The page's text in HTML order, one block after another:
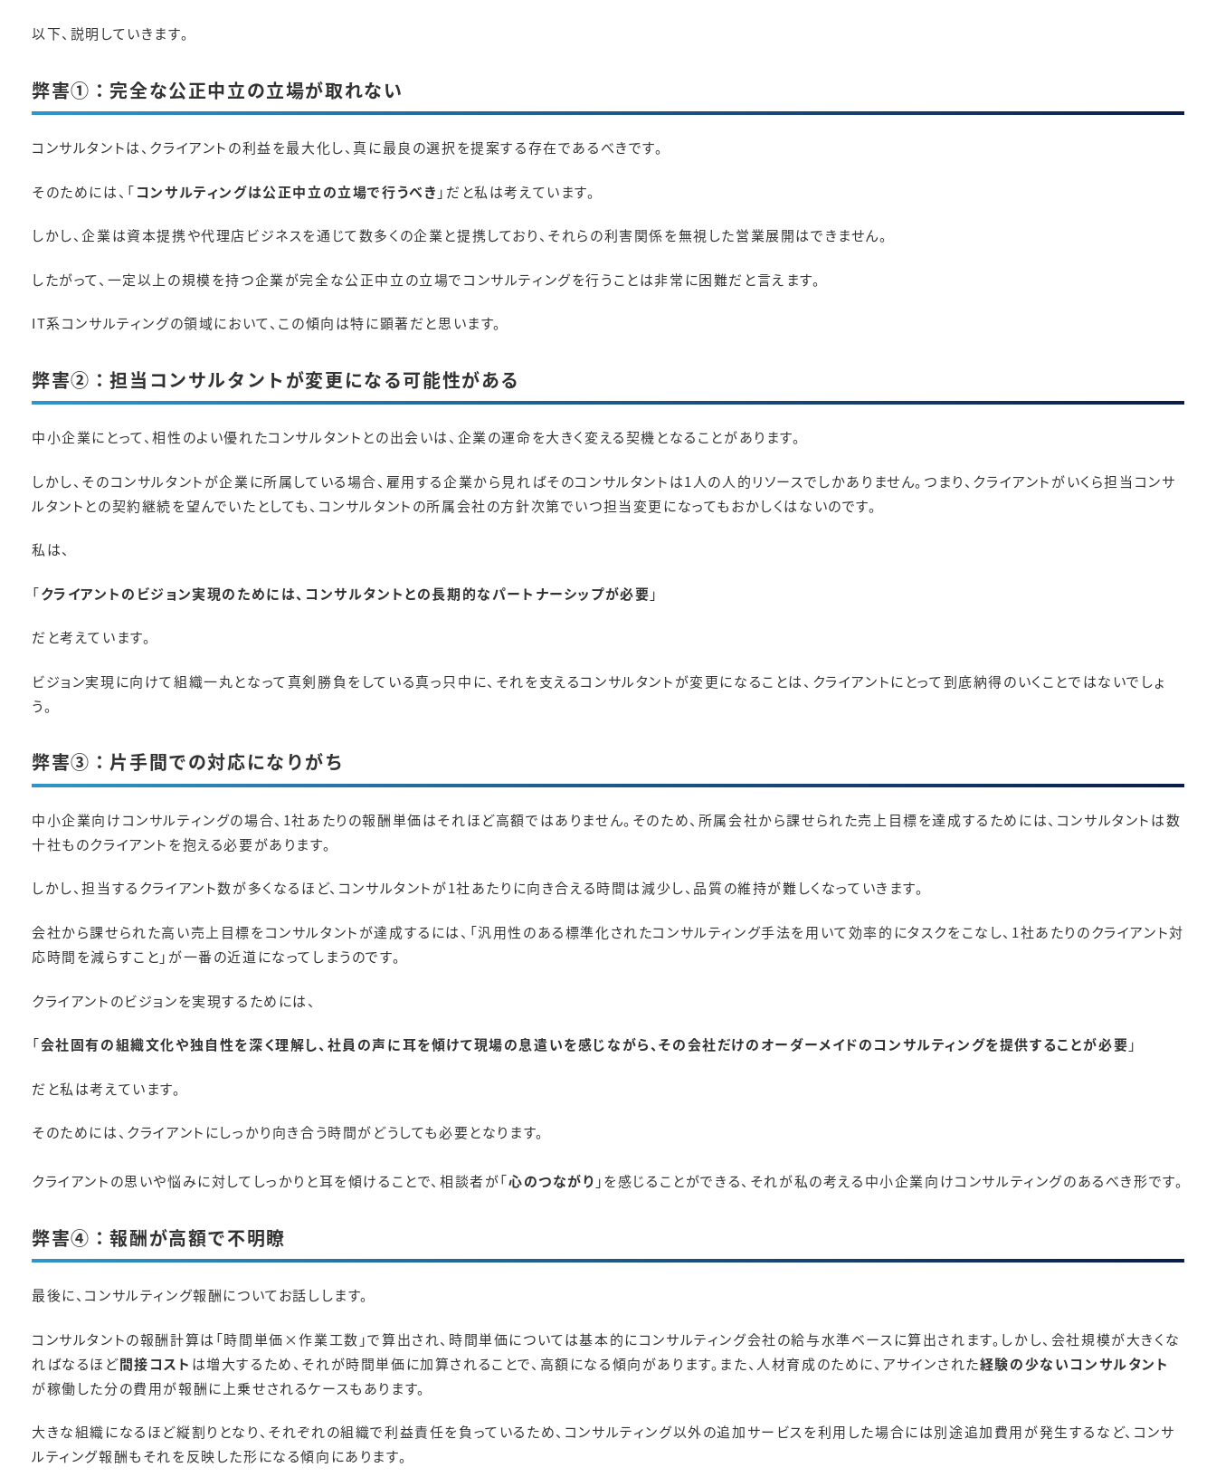
以下、説明していきます。
弊害①：完全な公正中立の立場が取れない
コンサルタントは、クライアントの利益を最大化し、真に最良の選択を提案する存在であるべきです。
そのためには、「コンサルティングは公正中立の立場で行うべき 」だと私は考えています。
しかし、企業は資本提携や代理店ビジネスを通じて数多くの企業と提携しており、それらの利害関係を無視した営業展開はできません。
したがって、一定以上の規模を持つ企業が完全な公正中立の立場でコンサルティングを行うことは非常に困難だと言えます。
IT系コンサルティングの領域において、この傾向は特に顕著だと思います。
弊害②：担当コンサルタントが変更になる可能性がある
中小企業にとって、相性のよい優れたコンサルタントとの出会いは、企業の運命を大きく変える契機となることがあります。
しかし、そのコンサルタントが企業に所属している場合、雇用する企業から見ればそのコンサルタントは1人の人的リソースでしかありません。つまり、クライアントがいくら担当コンサ
ルタントとの契約継続を望んでいたとしても、コンサルタントの所属会社の方針次第でいつ担当変更になってもおかしくはないのです。
私は、
「クライアントのビジョン実現のためには、コンサルタントとの長期的なパートナーシップが必要 」
だと考えています。
ビジョン実現に向けて組織一丸となって真剣勝負をしている真っ只中に、それを支えるコンサルタントが変更になることは、クライアントにとって到底納得のいくことではないでしょ
う。
弊害③：片手間での対応になりがち
中小企業向けコンサルティングの場合、1社あたりの報酬単価はそれほど高額ではありません。そのため、所属会社から課せられた売上目標を達成するためには、コンサルタントは数
十社ものクライアントを抱える必要があります。
しかし、担当するクライアント数が多くなるほど、コンサルタントが1社あたりに向き合える時間は減少し、品質の維持が難しくなっていきます。
会社から課せられた高い売上目標をコンサルタントが達成するには、「汎用性のある標準化されたコンサルティング手法を用いて効率的にタスクをこなし、1社あたりのクライアント対
応時間を減らすこと」が一番の近道になってしまうのです。
クライアントのビジョンを実現するためには、
「会社固有の組織文化や独自性を深く理解し、社員の声に耳を傾けて現場の息遣いを感じながら、その会社だけのオーダーメイドのコンサルティングを提供することが必要 」
だと私は考えています。
そのためには、クライアントにしっかり向き合う時間がどうしても必要となります。
クライアントの思いや悩みに対してしっかりと耳を傾けることで、相談者が「心のつながり 」を感じることができる、それが私の考える中小企業向けコンサルティングのあるべき形です。
弊害④：報酬が高額で不明瞭
最後に、コンサルティング報酬についてお話しします。
コンサルタントの報酬計算は「時間単価×作業工数」で算出され、時間単価については基本的にコンサルティング会社の給与水準ベースに算出されます。しかし、会社規模が大きくな
ればなるほど間接コスト は増大するため、それが時間単価に加算されることで、高額になる傾向があります。また、人材育成のために、アサインされた経験の少ないコンサルタント
が稼働した分の費用が報酬に上乗せされるケースもあります。
大きな組織になるほど縦割りとなり、それぞれの組織で利益責任を負っているため、コンサルティング以外の追加サービスを利用した場合には別途追加費用が発生するなど、コンサ
ルティング報酬もそれを反映した形になる傾向にあります。